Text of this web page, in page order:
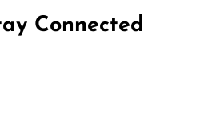
Connected